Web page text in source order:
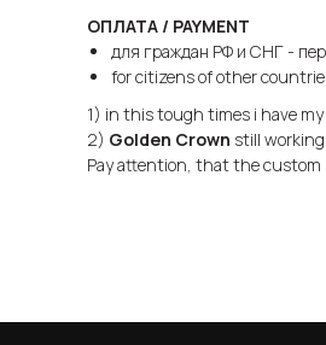
ОПЛАТА / PAYMENT
для граждан РФ и СНГ -
for citizens of other
1) in this tough times i have
2) Golden Crown still
Pay attention, that the custom